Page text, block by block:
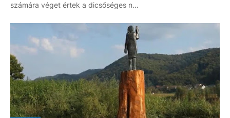
számára véget értek a dicsőséges n…